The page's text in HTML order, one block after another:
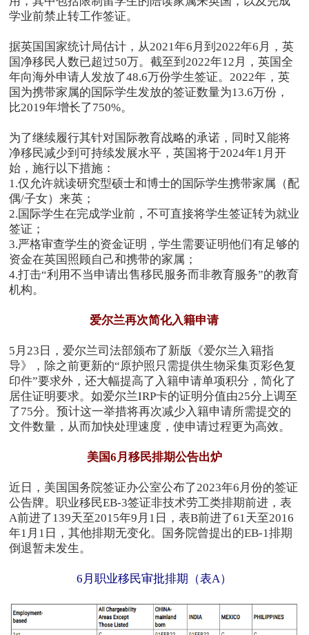
学业前禁止转工作签证。
据英国国家统计局估计，从2021年6月到2022年6月，英
国净移民人数已超过50万。截至到2022年12月，英国全
年向海外申请人发放了48.6万份学生签证。2022年，英
国为携带家属的国际学生发放的签证数量为13.6万份，
比2019年增长了750%。
为了继续履行其针对国际教育战略的承诺，同时又能将
净移民减少到可持续发展水平，英国将于2024年1月开
始，施行以下措施：
1.仅允许就读研究型硕士和博士的国际学生携带家属（配
偶/子女）来英；
2.国际学生在完成学业前，不可直接将学生签证转为就业
签证；
3.严格审查学生的资金证明，学生需要证明他们有足够的
资金在英国照顾自己和携带的家属；
4.打击“利用不当申请出售移民服务而非教育服务”的教育
机构。
爱尔兰再次简化入籍申请
5月23日，爱尔兰司法部颁布了新版《爱尔兰入籍指
导》，除之前更新的“原护照只需提供生物采集页彩色复
印件”要求外，还大幅提高了入籍申请单项积分，简化了
居住证明要求。如爱尔兰IRP卡的证明分值由25分上调至
了75分。预计这一举措将再次减少入籍申请所需提交的
文件数量，从而加快处理速度，使申请过程更为高效。
美国6月移民排期公告出炉
近日，美国国务院签证办公室公布了2023年6月份的签证
公告牌。职业移民EB-3签证非技术劳工类排期前进，表
A前进了139天至2015年9月1日，表B前进了61天至2016
年1月1日，其他排期无变化。国务院曾提出的EB-1排期
倒退暂未发生。
6月职业移民审批排期（表A）